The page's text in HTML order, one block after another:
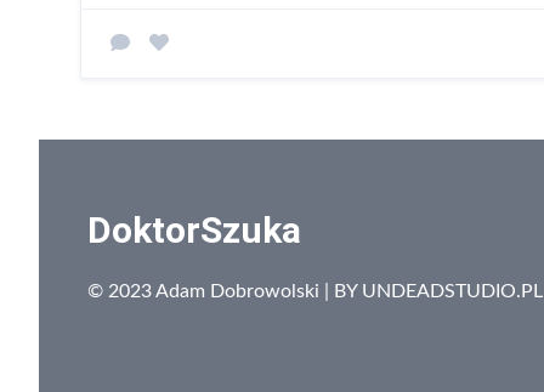
DoktorSzuka
© 2023 Adam Dobrowolski | BY UNDEADSTUDIO.PL